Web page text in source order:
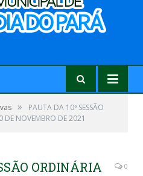
»
PAUTA DA 10ª SESSÃO
DE NOVEMBRO DE 2021
ORDINÁRIA
0